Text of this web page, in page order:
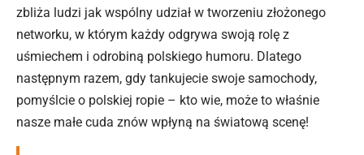
zbliża ludzi jak wspólny udział w tworzeniu złożonego
networku, w którym każdy odgrywa swoją rolę z
uśmiechem i odrobiną polskiego humoru. Dlatego
następnym razem, gdy tankujecie swoje samochody,
pomyślcie o polskiej ropie – kto wie, może to właśnie
nasze małe cuda znów wpłyną na światową scenę!